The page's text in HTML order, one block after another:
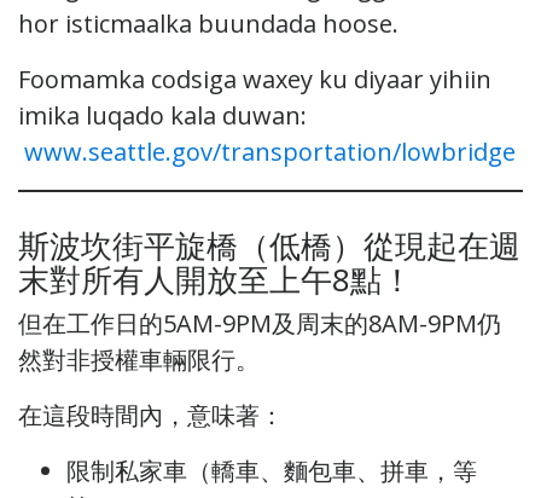
hor isticmaalka buundada hoose.
Foomamka codsiga waxey ku diyaar yihiin
imika luqado kala duwan:
www.seattle.gov/transportation/lowbridge
斯波坎街平旋橋（低橋）從現起在週
末對所有人開放至上午8點！
但在工作日的5AM-9PM及周末的8AM-9PM仍
然對非授權車輛限行。
在這段時間內，意味著：
限制私家車（轎車、麵包車、拼車，等